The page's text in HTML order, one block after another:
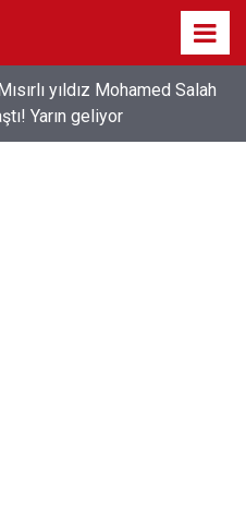
yıldız Mohamed Salah
Yarın geliyor